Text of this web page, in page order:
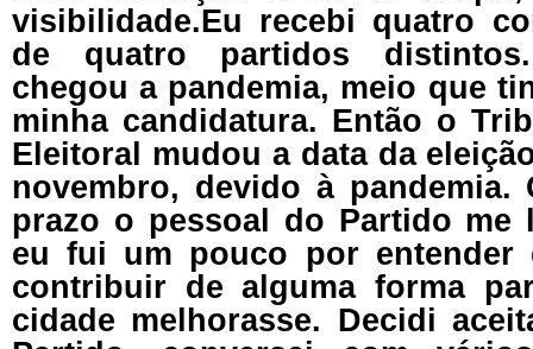
visibilidade.Eu recebi quatro
de quatro partidos
chegou a pandemia, meio que
minha candidatura. Então o
Eleitoral mudou a data da
novembro, devido à pandemia.
prazo o pessoal do Partido me
eu fui um pouco por entender
contribuir de alguma forma
cidade melhorasse. Decidi